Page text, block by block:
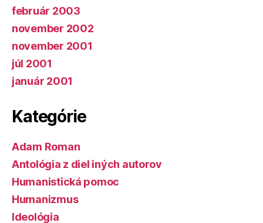
február 2003
november 2002
november 2001
júl 2001
január 2001
Kategórie
Adam Roman
Antológia z diel iných autorov
Humanistická pomoc
Humanizmus
Ideológia